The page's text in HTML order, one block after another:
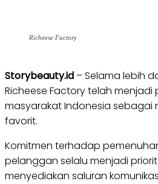
Richeese Factory
Storybeauty.id – Selama lebih
Richeese Factory telah menjadi
masyarakat Indonesia sebagai
favorit.
Komitmen terhadap
pelanggan selalu menjadi
menyediakan saluran